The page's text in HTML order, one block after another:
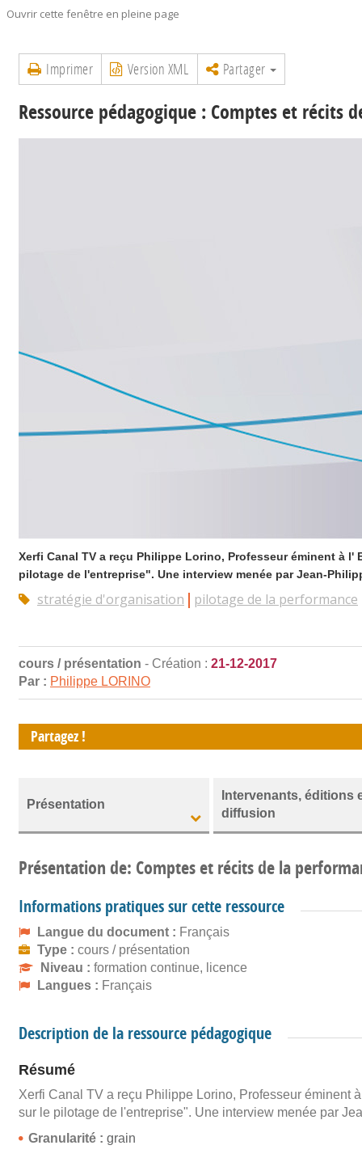
Ouvrir cette fenêtre en pleine page
Imprimer Version XML Partager
Ressource pédagogique : Comptes et récits
Xerfi Canal TV a reçu Philippe Lorino, Professeur éminent à
pilotage de l'entreprise". Une interview menée par Jean-
stratégie d'organisation pilotage de la performance
cours / présentation - Création : 21-12-2017
Par : Philippe LORINO
Partagez !
Présentation
Intervenants, éditions
diffusion
Présentation de: Comptes et récits de la
Informations pratiques sur cette ressource
Langue du document : Français
Type : cours / présentation
Niveau : formation continue, licence
Langues : Français
Description de la ressource pédagogique
Résumé
Xerfi Canal TV a reçu Philippe Lorino, Professeur éminent
sur le pilotage de l'entreprise". Une interview menée par
Granularité : grain